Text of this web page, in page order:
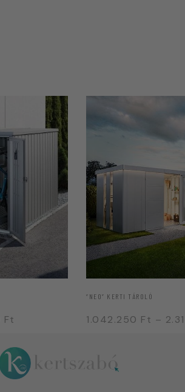
Ft
“NEO” KERTI TÁROLÓ
1.042.250 Ft –